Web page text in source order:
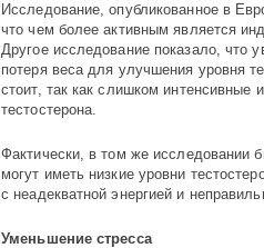
Исследование, опубликованное в
что чем более активным является
Другое исследование показало, что
потеря веса для улучшения уровня
стоит, так как слишком интенсивные
тестостерона.
Фактически, в том же исследовании
могут иметь низкие уровни
с неадекватной энергией и
Уменьшение стресса